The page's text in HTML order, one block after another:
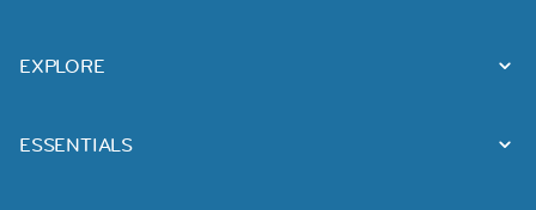
EXPLORE
ESSENTIALS